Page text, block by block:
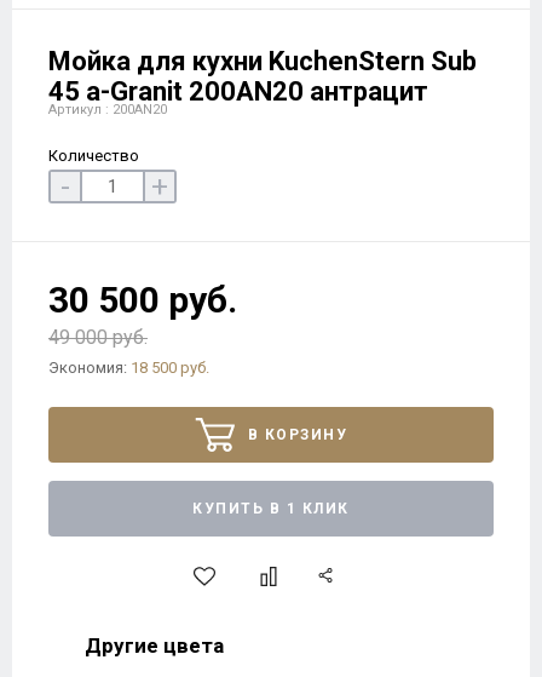
Мойка для кухни KuchenStern Sub
45 a-Granit 200AN20 антрацит
Артикул : 200AN20
Количество
- +
30 500 руб.
49 000 руб.
Экономия: 18 500 руб.
В КОРЗИНУ
КУПИТЬ В 1 КЛИК
Другие цвета